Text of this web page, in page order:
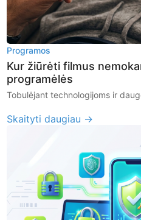
Programos
Kur žiūrėti filmus
programėlės
Tobulėjant technologijoms ir
Skaityti daugiau →